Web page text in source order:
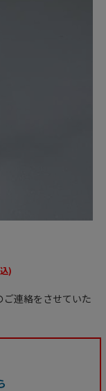
)
連絡をさせていた